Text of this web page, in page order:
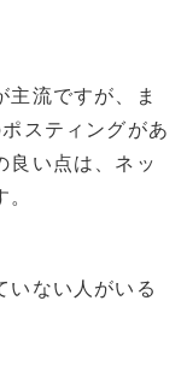
主流ですが、ま
スティングがあ
良い点は、ネッ
いない人がいる